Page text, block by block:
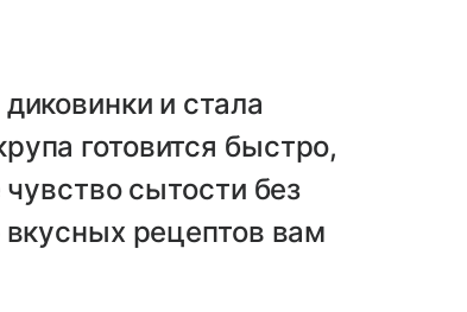
и стала
готовится быстро,
сытости без
рецептов вам